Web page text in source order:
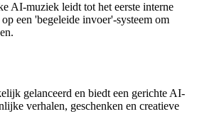
AI-muziek leidt tot het eerste interne
een 'begeleide invoer'-systeem om
gelanceerd en biedt een gerichte AI-
verhalen, geschenken en creatieve